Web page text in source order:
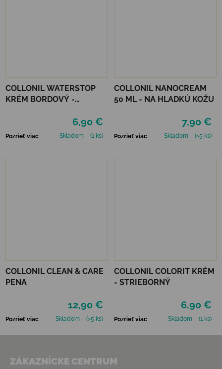
COLLONIL WATERSTOP
KRÉM BORDOVÝ -
6,90 €
Pozrieť viac Skladom (1 ks)
COLLONIL NANOCREAM
50 ML - NA HLADKÚ KOŽU
7,90 €
Pozrieť viac Skladom (>5 ks)
COLLONIL CLEAN & CARE
PENA
12,90 €
Pozrieť viac Skladom (>5 ks)
COLLONIL COLORIT KRÉM
- STRIEBORNÝ
6,90 €
Pozrieť viac Skladom (1 ks)
ZÁKAZNÍCKE CENTRUM